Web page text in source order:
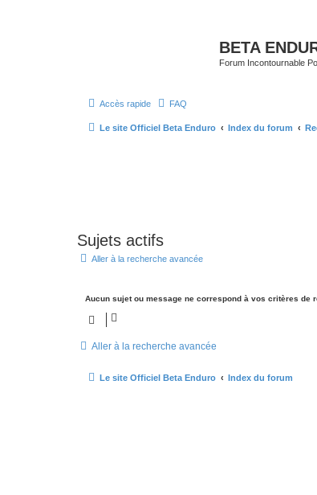
BETA
Forum Incontournable
Accès rapide FAQ
Le site Officiel Beta Enduro Index du forum
Sujets actifs
Aller à la recherche avancée
Aucun sujet ou message ne correspond à vos critères de
Aller à la recherche avancée
Le site Officiel Beta Enduro Index du forum